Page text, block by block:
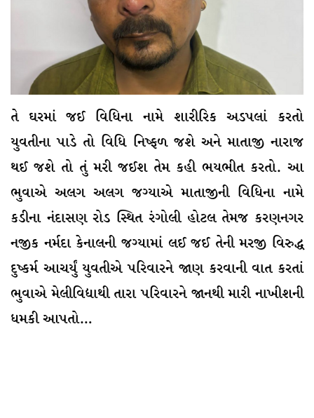
તે ઘરમાં જઈ વિધિના નામે શારીરિક અડપલાં કરતો
યુવતીના પાડે તો વિધિ નિષ્ફળ જશે અને માતાજી નારાજ
થઈ જશે તો તું મરી જઈશ તેમ કહી ભયભીત કરતો. આ
ભુવાએ અલગ અલગ જગ્યાએ માતાજીની વિધિના નામે
કડીના નંદાસણ રોડ સ્થિત રંગોલી હોટલ તેમજ કરણનગર
નજીક નર્મદા કેનાલની જગ્યામાં લઈ જઈ તેની મરજી વિરુદ્ધ
દુષ્કર્મ આચર્યું યુવતીએ પરિવારને જાણ કરવાની વાત કરતાં
ભુવાએ મેલીવિદ્યાથી તારા પરિવારને જાનથી મારી નાખીશની
ધમકી આપતો…